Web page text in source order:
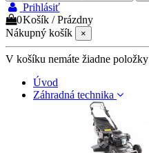
Prihlásiť
0Košík /Prázdny
Nákupný košík
×
V košíku nemáte žiadne položky
Úvod
Záhradná technika